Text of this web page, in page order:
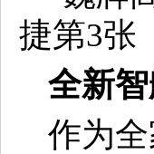
全新
作为